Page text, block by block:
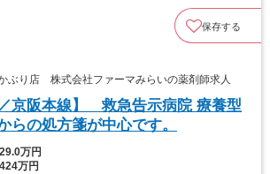
保存する
ぶり店 株式会社ファーマみらいの薬剤師求人
／京阪本線】 救急告示病院 療養型
らの処方箋が中心です。
万円
万円